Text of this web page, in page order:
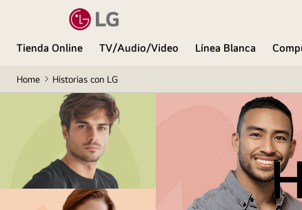
Tienda Online TV/Audio/Video Línea Blanca
Home Historias con LG